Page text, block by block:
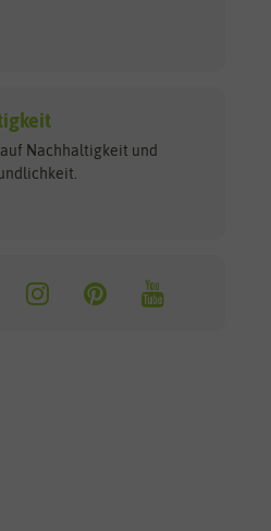
Nachhaltigkeit und